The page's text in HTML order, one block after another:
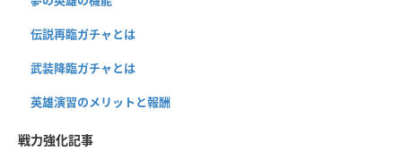
伝説再臨ガチャとは
武装降臨ガチャとは
英雄演習のメリットと報酬
戦力強化記事